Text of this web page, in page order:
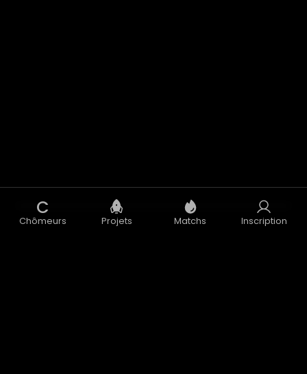
C
Chômeurs Projets Matchs Inscription